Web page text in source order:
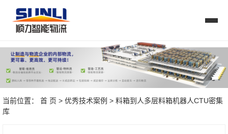
当前位置： 首 页 > 优秀技术案例 > 料箱到人多层料箱机器人CTU密集
库